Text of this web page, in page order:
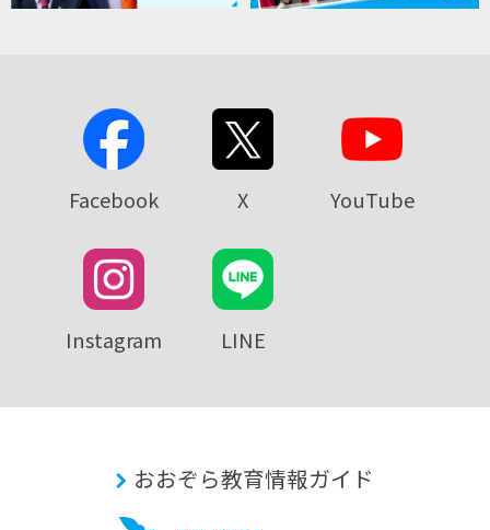
Facebook X YouTube
Instagram LINE
おおぞら教育情報ガイド